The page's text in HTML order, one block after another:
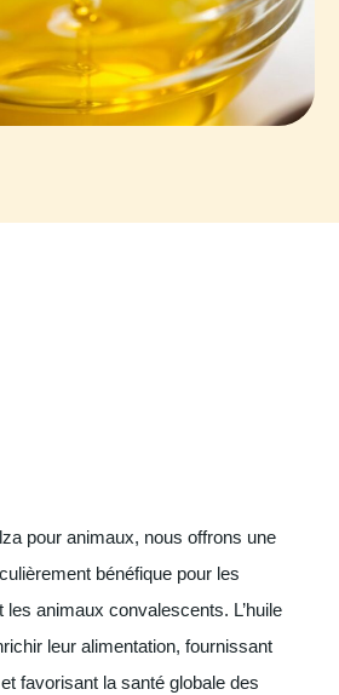
pour animaux, nous offrons une
bénéfique pour les
animaux convalescents. L’huile
leur alimentation, fournissant
favorisant la santé globale des